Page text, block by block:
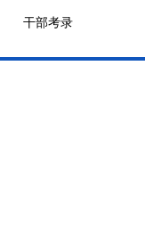
干部考录